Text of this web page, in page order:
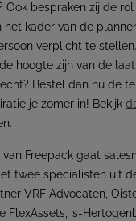
Ook bespraken zij de
het kader van de
verplicht te
hoogte zijn van de
Bestel dan nu de
je zomer in! Bekijk
Freepack gaat
twee specialisten uit
VRF Advocaten,
FlexAssets, ’s-